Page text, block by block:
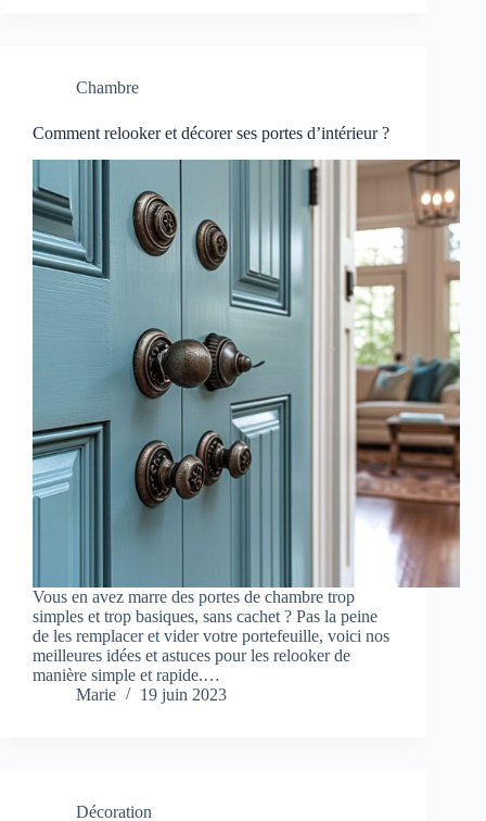
Chambre
Comment relooker et décorer ses portes d’intérieur ?
Vous en avez marre des portes de chambre trop
simples et trop basiques, sans cachet ? Pas la peine
de les remplacer et vider votre portefeuille, voici nos
meilleures idées et astuces pour les relooker de
manière simple et rapide.…
Marie
19 juin 2023
Décoration